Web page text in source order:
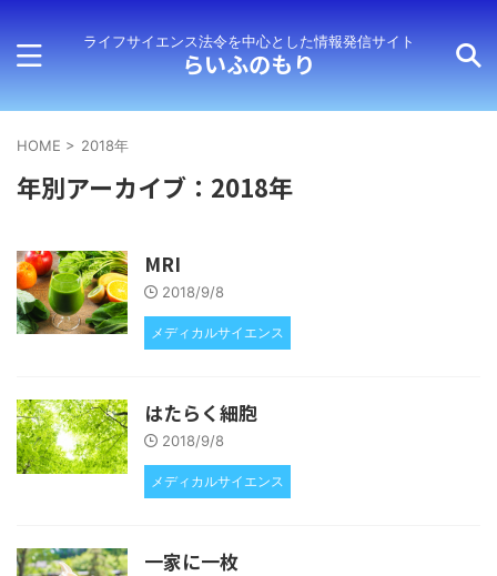
ライフサイエンス法令を中心とした情報発信サイト
らいふのもり
HOME > 2018年
年別アーカイブ：2018年
MRI
2018/9/8
メディカルサイエンス
はたらく細胞
2018/9/8
メディカルサイエンス
一家に一枚